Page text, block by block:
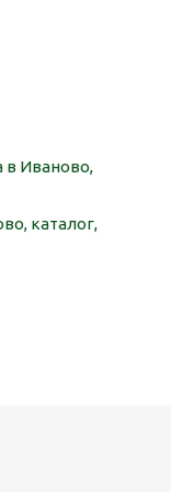
в Иваново,
каталог,